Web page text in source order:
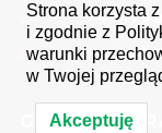
+48
GODZINY
Strona korzysta
i zgodnie z
warunki
w Twojej
Akceptuję